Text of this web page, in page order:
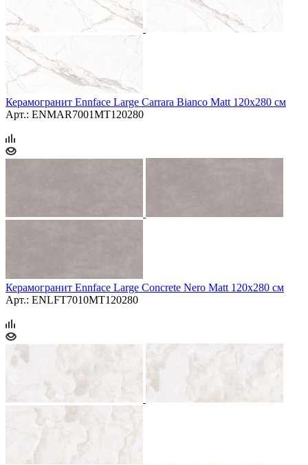
Керамогранит Ennface Large Carrara Bianco Matt 120х280 см
Арт.: ENMAR7001MT120280
Керамогранит Ennface Large Concrete Nero Matt 120х280 см
Арт.: ENLFT7010MT120280